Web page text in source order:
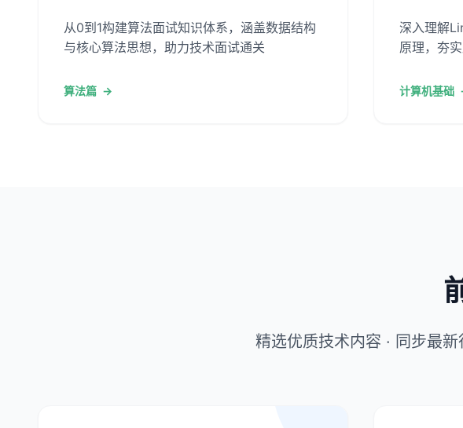
从0到1构建算法面试知识体系，涵盖数据结构
与核心算法思想，助力技术面试通关
算法篇 →
深入理解
原理，夯
计算机基础
精选优质技术内容 · 同步最